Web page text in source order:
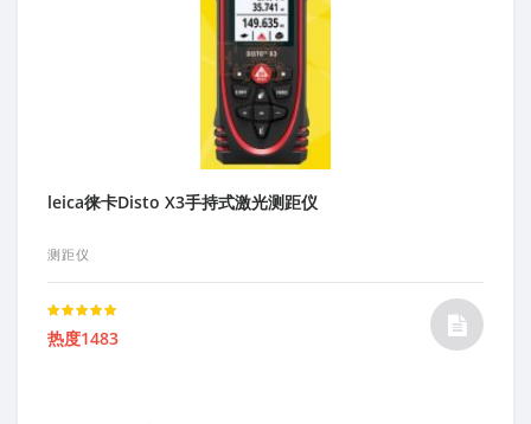
leica徕卡Disto X3手持式激光测距仪
测距仪
Rated
5.00out of 5
热度1483